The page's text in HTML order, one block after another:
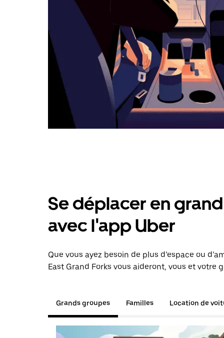
Se déplacer en
avec l'app Uber
Que vous ayez besoin de plus d’espace ou
East Grand Forks vous aideront, vous et votre
Grands groupes Familles Location de